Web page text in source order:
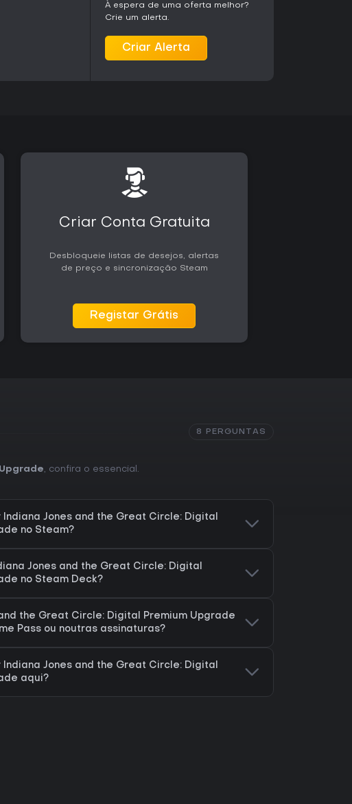
corrigiram problemas de desempenho,
o New Game Plus, além de melhorias gerais de
recebendo suporte por meio dessas atualizações,
single-player como foco principal.
acelerada ou liberdade total em mundo aberto pode
A combinação de quebra-cabeças elaborados,
e locações ao redor do mundo oferece uma aventura
À espera de uma oferta melhor?
Crie um alerta.
Criar Alerta
Criar Conta Gratuita
Desbloqueie listas de desejos, alertas
de preço e sincronização Steam
Registar Grátis
8 PERGUNTAS
, confira o essencial.
Indiana Jones and the Great Circle: Digital
no Steam?
Jones and the Great Circle: Digital
no Steam Deck?
the Great Circle: Digital Premium Upgrade
Pass ou noutras assinaturas?
Indiana Jones and the Great Circle: Digital
aqui?